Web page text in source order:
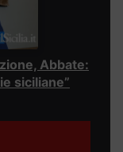
Abbate:
siciliane”